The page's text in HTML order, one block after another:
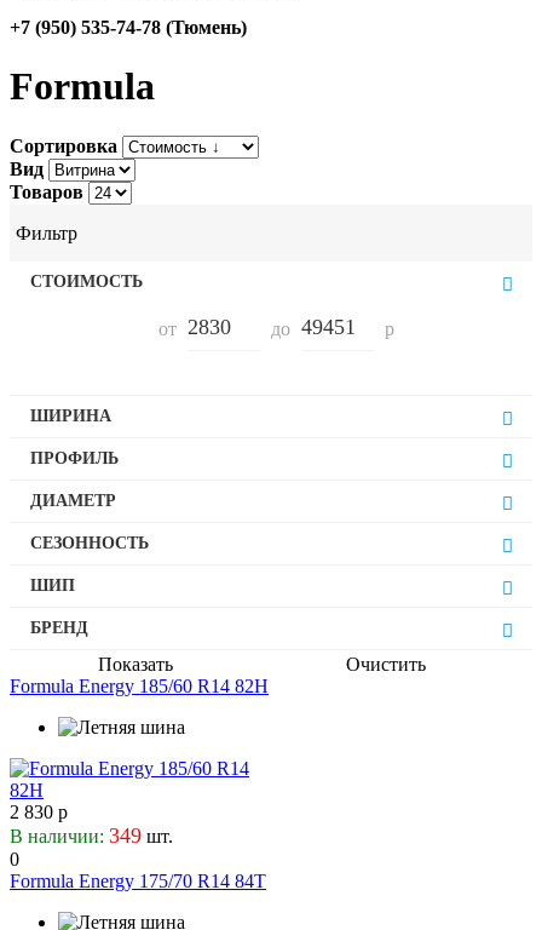
+7 (950) 535-74-78 (Тюмень)
Formula
Сортировка
Вид
Товаров
Фильтр
СТОИМОСТЬ
от до р
ШИРИНА
175
195
225
295
315
ПРОФИЛЬ
40
50
65
75
ДИАМЕТР
13
15
18
19
22.5
СЕЗОННОСТЬ
Всесезонные
Летние
ШИП
Нешип
БРЕНД
Показать
Очистить
Formula Energy 185/60 R14 82H
2 830 р
В наличии: 349 шт.
0
Formula Energy 175/70 R14 84T